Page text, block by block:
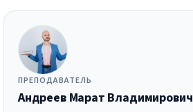
ПРЕПОДАВАТЕЛЬ
Андреев Марат Владимирович